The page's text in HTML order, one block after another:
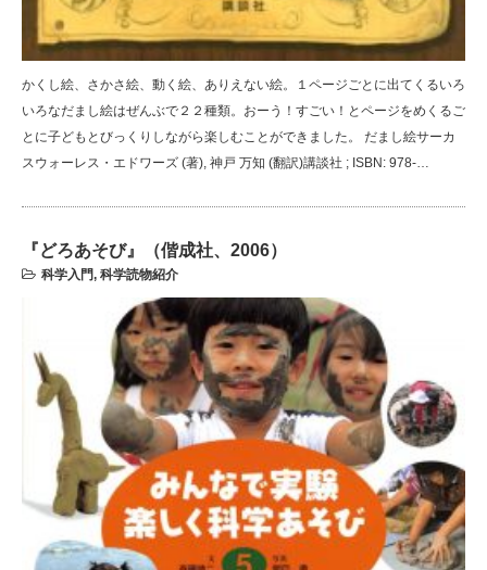
かくし絵、さかさ絵、動く絵、ありえない絵。１ページごとに出てくるいろ
いろなだまし絵はぜんぶで２２種類。おーう！すごい！とページをめくるご
とに子どもとびっくりしながら楽しむことができました。 だまし絵サーカ
スウォーレス・エドワーズ (著), 神戸 万知 (翻訳)講談社 ; ISBN: 978-…
『どろあそび』（偕成社、2006）
科学入門, 科学読物紹介